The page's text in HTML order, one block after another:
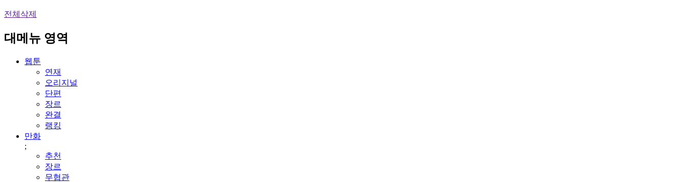
전체삭제
대메뉴 영역
웹툰
연재
오리지널
단편
장르
완결
랭킹
만화
;
추천
장르
무협관